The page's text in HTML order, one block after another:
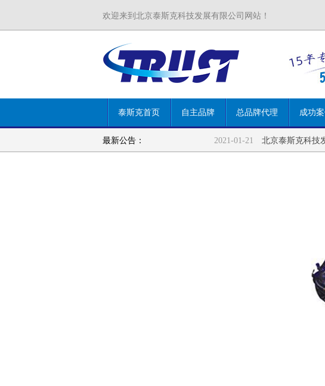
欢迎来到北京泰斯克科技发展有限公司网站！
泰斯克首页 自主品牌 总品牌代理 成功案
最新公告： 2021-01-21
C03002防爆风机 北京泰斯克科技发